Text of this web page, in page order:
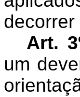
decorrer
Art.
um